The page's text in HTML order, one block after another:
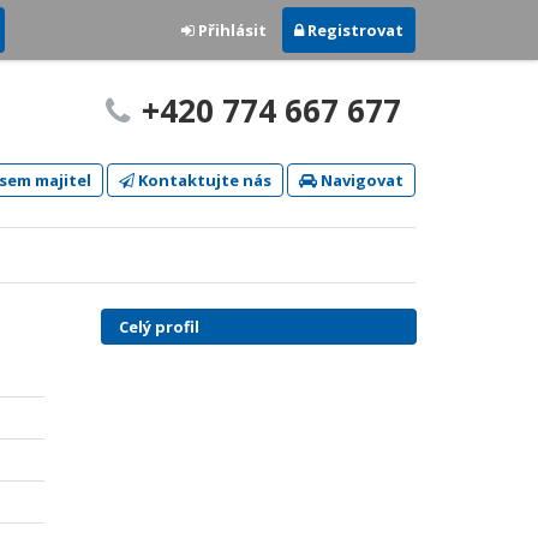
Přihlásit Registrovat
+420 774 667 677
majitel Kontaktujte nás Navigovat
Celý profil